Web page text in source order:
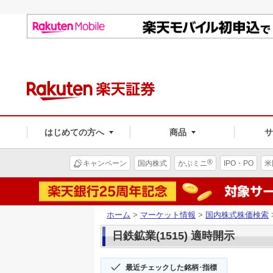
はじめての方へ 商品
キャンペーン 国内株式 かぶミニ® IPO・PO
ホーム > マーケット情報 > 国内株式株価検索
日鉄鉱業(1515) 適時開示
最近チェックした銘柄･指標